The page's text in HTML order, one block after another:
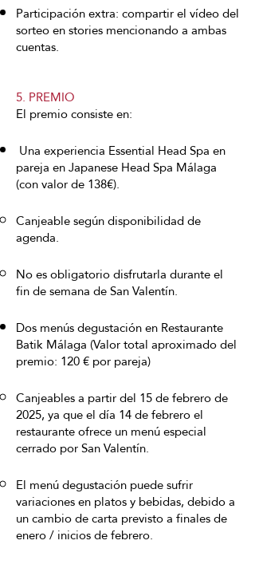
Participación extra: compartir el vídeo del
sorteo en stories mencionando a ambas
cuentas.
5. PREMIO
El premio consiste en:
Una experiencia Essential Head Spa en
pareja en Japanese Head Spa Málaga
(con valor de 138€).
Canjeable según disponibilidad de
agenda.
No es obligatorio disfrutarla durante el
fin de semana de San Valentín.
Dos menús degustación en Restaurante
Batik Málaga (Valor total aproximado del
premio: 120 € por pareja)
Canjeables a partir del 15 de febrero de
2025, ya que el día 14 de febrero el
restaurante ofrece un menú especial
cerrado por San Valentín.
El menú degustación puede sufrir
variaciones en platos y bebidas, debido a
un cambio de carta previsto a finales de
enero / inicios de febrero.